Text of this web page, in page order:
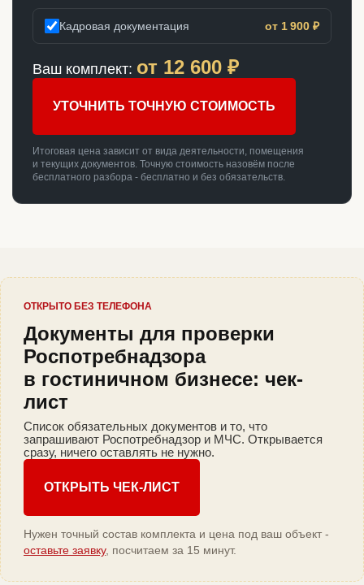
Кадровая документация от 1 900 ₽
Ваш комплект: от 12 600 ₽
УТОЧНИТЬ ТОЧНУЮ СТОИМОСТЬ
Итоговая цена зависит от вида деятельности, помещения
и текущих документов. Точную стоимость назовём после
бесплатного разбора - бесплатно и без обязательств.
ОТКРЫТО БЕЗ ТЕЛЕФОНА
Документы для проверки
Роспотребнадзора
в гостиничном бизнесе: чек-
лист
Список обязательных документов и то, что
запрашивают Роспотребнадзор и МЧС. Открывается
сразу, ничего оставлять не нужно.
ОТКРЫТЬ ЧЕК-ЛИСТ
Нужен точный состав комплекта и цена под ваш объект -
оставьте заявку, посчитаем за 15 минут.